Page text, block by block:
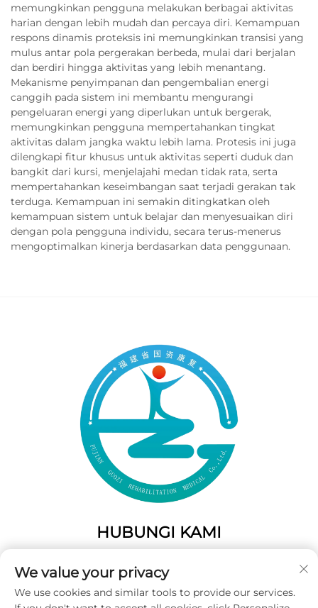
memungkinkan pengguna melakukan berbagai aktivitas
harian dengan lebih mudah dan percaya diri. Kemampuan
respons dinamis proteksis ini memungkinkan transisi yang
mulus antar pola pergerakan berbeda, mulai dari berjalan
dan berdiri hingga aktivitas yang lebih menantang.
Mekanisme penyimpanan dan pengembalian energi
canggih pada sistem ini membantu mengurangi
pengeluaran energi yang diperlukan untuk bergerak,
memungkinkan pengguna mempertahankan tingkat
aktivitas dalam jangka waktu lebih lama. Protesis ini juga
dilengkapi fitur khusus untuk aktivitas seperti duduk dan
bangkit dari kursi, menjelajahi medan tidak rata, serta
mempertahankan keseimbangan saat terjadi gerakan tak
terduga. Kemampuan ini semakin ditingkatkan oleh
kemampuan sistem untuk belajar dan menyesuaikan diri
dengan pola pengguna individu, secara terus-menerus
mengoptimalkan kinerja berdasarkan data penggunaan.
HUBUNGI KAMI
Tiongkok
Telp:+86-19859128239
We value your privacy
We use cookies and similar tools to provide our services.